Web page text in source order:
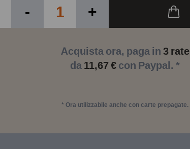
- +
Acquista ora, paga in 3 rate
da 11,67 € con Paypal. *
* Ora utilizzabile anche con carte prepagate.